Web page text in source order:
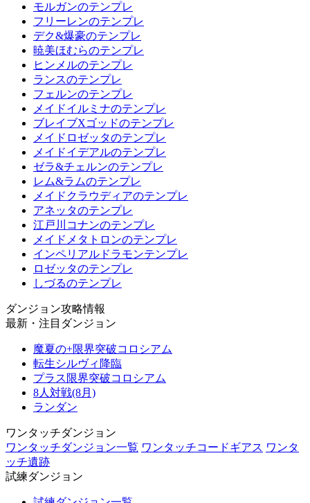
モルガンのテンプレ
フリーレンのテンプレ
デク&爆豪のテンプレ
暁美ほむらのテンプレ
ヒンメルのテンプレ
ランスのテンプレ
フェルンのテンプレ
メイドイルミナのテンプレ
ブレイブXゴッドのテンプレ
メイドロゼッタのテンプレ
メイドイデアルのテンプレ
ゼラ&チェルンのテンプレ
レム&ラムのテンプレ
メイドクラウディアのテンプレ
アネッタのテンプレ
江戸川コナンのテンプレ
メイドメタトロンのテンプレ
インペリアルドラモンテンプレ
ロゼッタのテンプレ
しづるのテンプレ
ダンジョン攻略情報
最新・注目ダンジョン
魔夏の+限界突破コロシアム
転生シルヴィ降臨
プラス限界突破コロシアム
8人対戦(8月)
ランダン
ワンタッチダンジョン
ワンタッチダンジョン一覧 ワンタッチコードギアス ワンタ
ッチ遺跡
試練ダンジョン